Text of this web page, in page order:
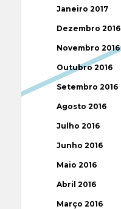
Janeiro 2017
Dezembro 2016
Novembro 2016
Outubro 2016
Setembro 2016
Agosto 2016
Julho 2016
Junho 2016
Maio 2016
Abril 2016
Março 2016